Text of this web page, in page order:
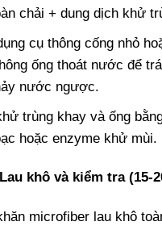
chải + dung dịch khử
cụ thông cống nhỏ
ống thoát nước để
nước ngược.
trùng khay và ống
hoặc enzyme khử mùi.
khô và kiểm tra (15-
microfiber lau khô